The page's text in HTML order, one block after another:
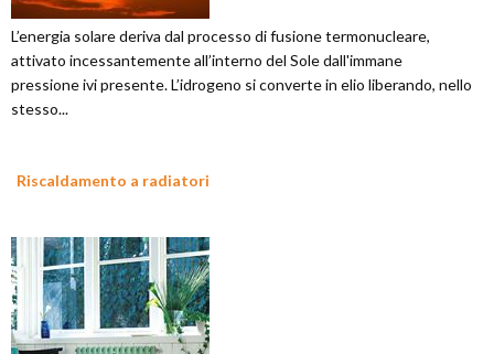
L’energia solare deriva dal processo di fusione termonucleare,
attivato incessantemente all’interno del Sole dall'immane
pressione ivi presente. L’idrogeno si converte in elio liberando, nello
stesso...
Riscaldamento a radiatori